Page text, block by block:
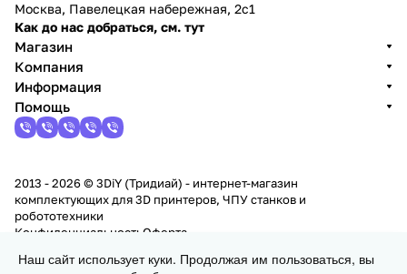
Москва, Павелецкая набережная, 2с1
Как до нас добраться, см. тут
Магазин
Компания
Информация
Помощь
2013 - 2026 © 3DiY (Тридиай) - интернет-магазин
комплектующих для 3D принтеров, ЧПУ станков и
робототехники
Конфиденциальность Оферта
Наш сайт использует куки. Продолжая им пользоваться, вы